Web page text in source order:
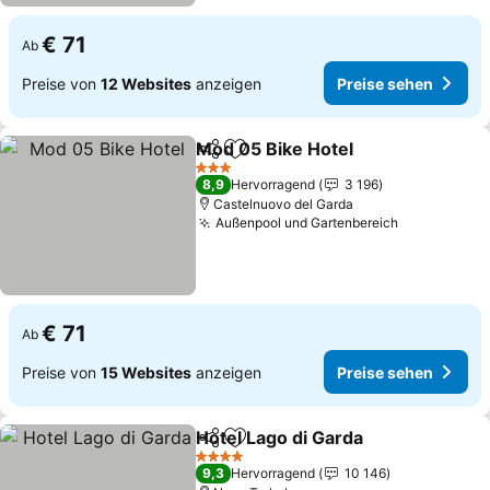
Ab € 71
Preise von 12 Websites anzeigen Preise sehen
TeilenZu Favoriten hinzufügen
Mod 05 Bike Hotel
3 Sterne
8,9 Hervorragend
3 196
Castelnuovo del Garda
Außenpool und GartenbereichPreise
Ab € 71
Preise von 15 Websites anzeigen Preise sehen
TeilenZu Favoriten hinzufügen
Hotel Lago di Garda
4 Sterne
9,3 Hervorragend
10 146